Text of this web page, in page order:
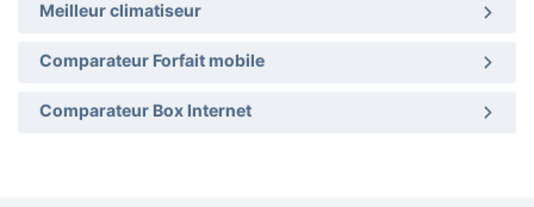
Meilleur climatiseur
Comparateur Forfait mobile
Comparateur Box Internet